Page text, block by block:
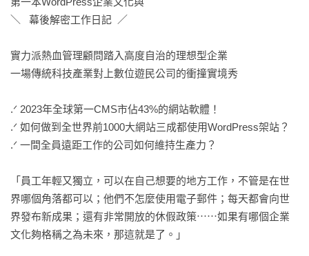
＼   幕後解密工作日記  ／
實力派熱血管理顧問踏入高度自治的理想型企業
一場傳統科技產業對上數位遊民公司的衝撞實境秀
.ᐟ 2023年全球第一CMS市佔43%的網站軟體！
.ᐟ 如何做到全世界前1000大網站三成都使用WordPress架站？
.ᐟ 一間全員遠距工作的公司如何維持生產力？
「員工年輕又獨立，可以在自己想要的地方工作，不管是在世
界哪個角落都可以；他們不怎麼使用電子郵件；每天都會向世
界發布新成果；還有非常開放的休假政策⋯⋯如果有哪個企業
文化夠格稱之為未來，那這就是了。」